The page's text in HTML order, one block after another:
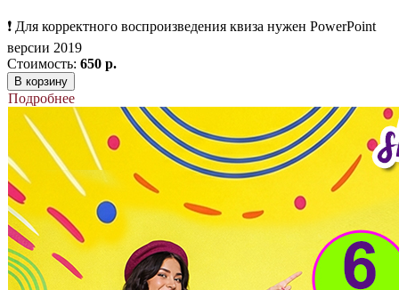
❗ Для корректного воспроизведения квиза нужен PowerPoint
версии 2019
Стоимость: 650 р.
В корзину
Подробнее